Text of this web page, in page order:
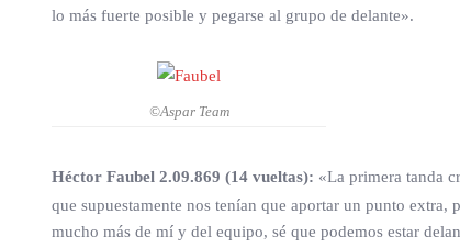
lo más fuerte posible y pegarse al grupo de delante».
©Aspar Team
Héctor Faubel 2.09.869 (14 vueltas): «La primera tanda
que supuestamente nos tenían que aportar un punto
mucho más de mí y del equipo, sé que podemos estar